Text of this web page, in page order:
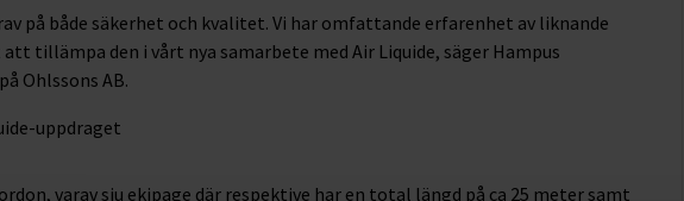
på både säkerhet och kvalitet. Vi har omfattande erfarenhet av liknande
tillämpa den i vårt nya samarbete med Air Liquide, säger Hampus
Ohlssons AB.
varav sju ekipage där respektive har en total längd på ca 25 meter samt